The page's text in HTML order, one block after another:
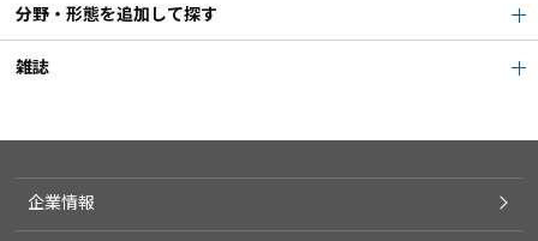
分野・形態を追加して探す
雑誌
企業情報